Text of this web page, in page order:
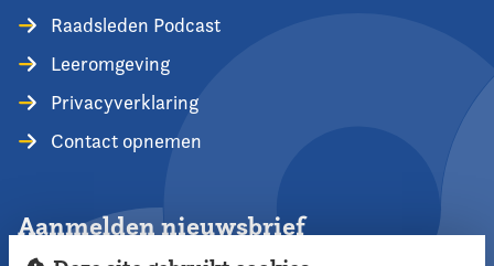
Raadsleden Podcast
Leeromgeving
Privacyverklaring
Contact opnemen
Aanmelden nieuwsbrief